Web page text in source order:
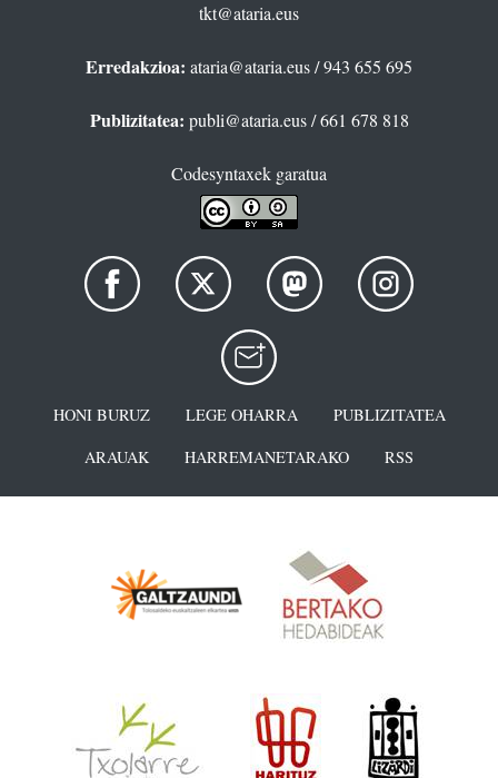
tkt@ataria.eus
Erredakzioa: ataria@ataria.eus/ 943 655 695
Publizitatea: publi@ataria.eus/ 661 678 818
Codesyntaxek garatua
HONI BURUZ LEGE OHARRA
PUBLIZITATEA
ARAUAK
HARREMANETARAKO RSS